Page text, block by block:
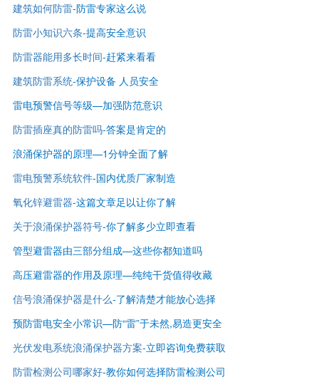
建筑如何防雷-防雷专家这么说
防雷小知识六条-提高安全意识
防雷器能用多长时间-赶紧来看看
建筑防雷系统-保护设备 人员安全
雷电预警信号等级—加强防范意识
防雷插座真的防雷吗-答案是肯定的
浪涌保护器的原理—1分钟全面了解
雷电预警系统软件-国内优质厂家制造
氧化锌避雷器-这篇文章足以让你了解
关于浪涌保护器符号-你了解多少立即查看
管型避雷器由三部分组成—这些你都知道吗
高压避雷器的作用及原理—纯纯干货值得收藏
信号浪涌保护器是什么-了解清楚才能放心选择
预防雷电安全小常识—防“雷”于未然,易造更安全
光伏发电系统浪涌保护器方案-立即咨询免费获取
防雷检测公司哪家好-教你如何选择防雷检测公司